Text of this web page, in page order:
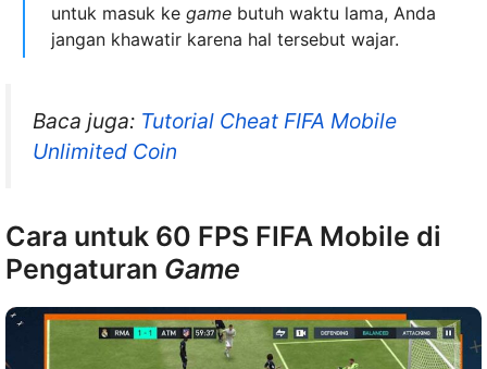
untuk masuk ke gamebutuh waktu lama, Anda
jangan khawatir karena hal tersebut wajar.
Baca juga: Tutorial Cheat FIFA Mobile
Unlimited Coin
Cara untuk 60 FPS FIFA Mobile di
Pengaturan Game